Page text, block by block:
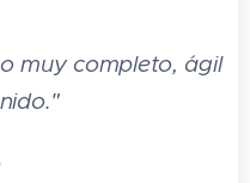
muy completo, ágil